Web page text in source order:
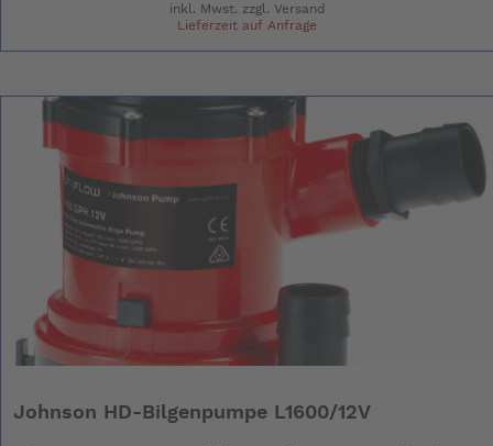
inkl. Mwst. zzgl. Versand
Lieferzeit auf Anfrage
Johnson HD-Bilgenpumpe L1600/12V